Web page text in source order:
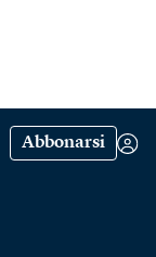
Abbonarsi